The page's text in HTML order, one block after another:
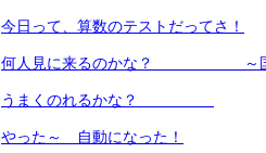
今日って、算数のテストだってさ！
何人見に来るのかな？ ～国語
うまくのれるかな？
やった～ 自動になった！